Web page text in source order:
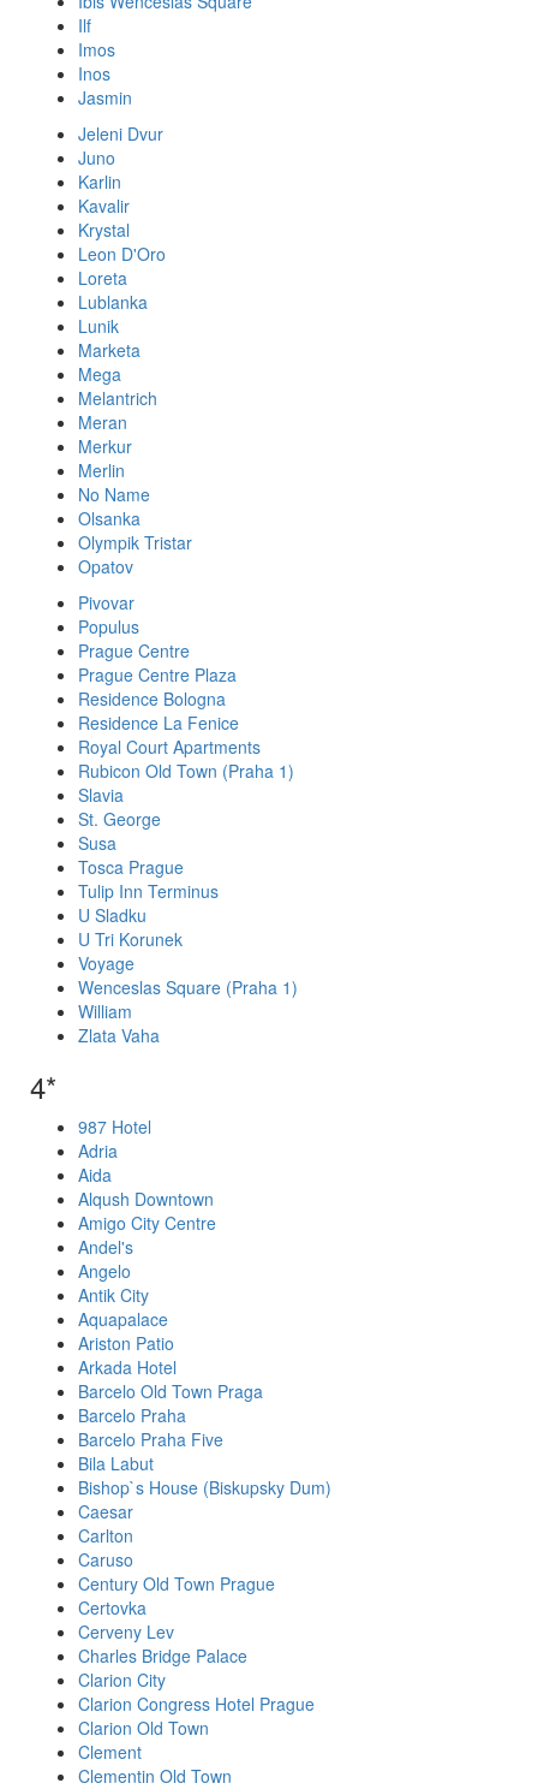
Ilf
Imos
Inos
Jasmin
Jeleni Dvur
Juno
Karlin
Kavalir
Krystal
Leon D'Oro
Loreta
Lublanka
Lunik
Marketa
Mega
Melantrich
Meran
Merkur
Merlin
No Name
Olsanka
Olympik Tristar
Opatov
Pivovar
Populus
Prague Centre
Prague Centre Plaza
Residence Bologna
Residence La Fenice
Royal Court Apartments
Rubicon Old Town (Praha 1)
Slavia
St. George
Susa
Tosca Prague
Tulip Inn Terminus
U Sladku
U Tri Korunek
Voyage
Wenceslas Square (Praha 1)
William
Zlata Vaha
4*
987 Hotel
Adria
Aida
Alqush Downtown
Amigo City Centre
Andel's
Angelo
Antik City
Aquapalace
Ariston Patio
Arkada Hotel
Barcelo Old Town Praga
Barcelo Praha
Barcelo Praha Five
Bila Labut
Bishop`s House (Biskupsky Dum)
Caesar
Carlton
Caruso
Century Old Town Prague
Certovka
Cerveny Lev
Charles Bridge Palace
Clarion City
Clarion Congress Hotel Prague
Clarion Old Town
Clement
Clementin Old Town